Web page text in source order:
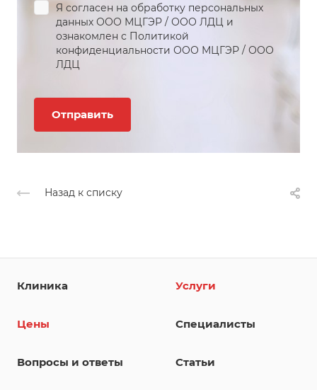
Я согласен на обработку персональных
данных ООО МЦГЭР / ООО ЛДЦ и
ознакомлен с Политикой
конфиденциальности ООО МЦГЭР / ООО
ЛДЦ
Назад к списку
Клиника Услуги
Цены Специалисты
Вопросы и ответы Статьи